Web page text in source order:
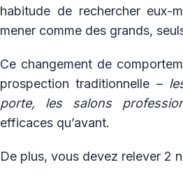
habitude de rechercher eux-
mener comme des grands,
Ce changement de
prospection traditionnelle –
porte, les salons
efficaces qu’avant.
De plus, vous devez relever 2